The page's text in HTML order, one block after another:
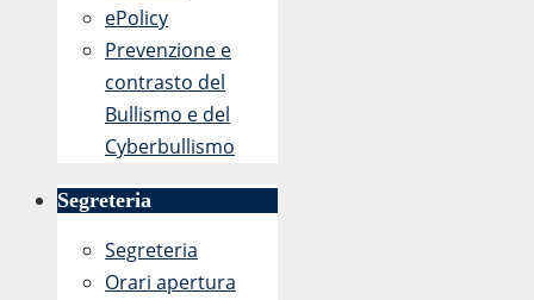
ePolicy
Prevenzione e
contrasto del
Bullismo e del
Cyberbullismo
Segreteria
Segreteria
Orari apertura